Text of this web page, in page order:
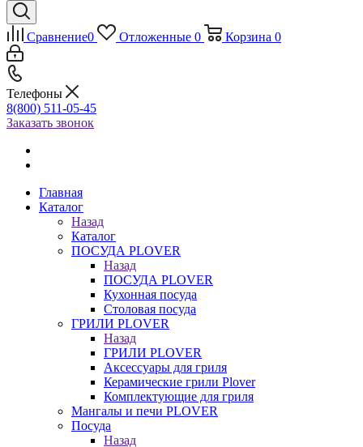
Сравнение0 Отложенные 0 Корзина 0
Телефоны
8(800) 511-05-45
Заказать звонок
Главная
Каталог
Назад
Каталог
ПОСУДА PLOVER
Назад
ПОСУДА PLOVER
Кухонная посуда
Столовая посуда
ГРИЛИ PLOVER
Назад
ГРИЛИ PLOVER
Аксессуары для гриля
Керамические грили Plover
Комплектующие для гриля
Мангалы и печи PLOVER
Посуда
Назад